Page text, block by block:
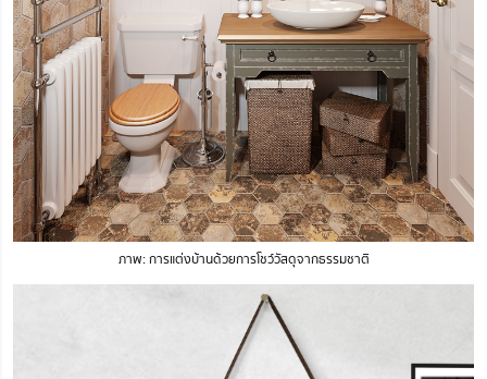
ภาพ: การแต่งบ้านด้วยการโชว์วัสดุจากธรรมชาติ